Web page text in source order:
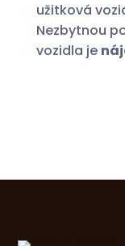
užitková
Nezbytnou
vozidla je